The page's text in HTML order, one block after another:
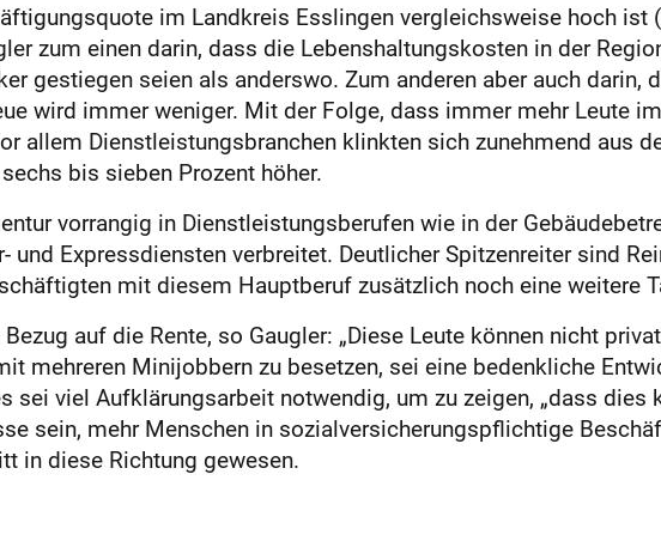
im Landkreis Esslingen vergleichsweise hoch ist
zum einen darin, dass die Lebenshaltungskosten in der
gestiegen seien als anderswo. Zum anderen aber auch darin,
wird immer weniger. Mit der Folge, dass immer mehr Leute
allem Dienstleistungsbranchen klinkten sich zunehmend aus
bis sieben Prozent höher.
vorrangig in Dienstleistungsberufen wie in der
und Expressdiensten verbreitet. Deutlicher Spitzenreiter sind
mit diesem Hauptberuf zusätzlich noch eine weitere
auf die Rente, so Gaugler: „Diese Leute können nicht
mehreren Minijobbern zu besetzen, sei eine bedenkliche
sei viel Aufklärungsarbeit notwendig, um zu zeigen, „dass dies
sein, mehr Menschen in sozialversicherungspflichtige
in diese Richtung gewesen.